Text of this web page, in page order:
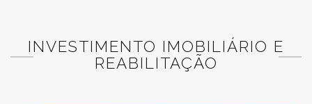
INVESTIMENTO IMOBILIÁRIO E
REABILITAÇÃO